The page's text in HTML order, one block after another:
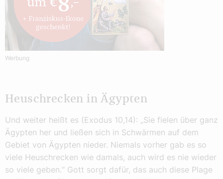
Werbung
Heuschrecken in Ägypten
Und weiter heißt es (Exodus 10,14): „Sie fielen über ganz
Ägypten her und ließen sich in Schwärmen auf dem
Gebiet von Ägypten nieder. Niemals vorher gab es so
viele Heuschrecken wie damals, auch wird es nie wieder
so viele geben.“ Gott sorgt dafür, das auch diese Plage